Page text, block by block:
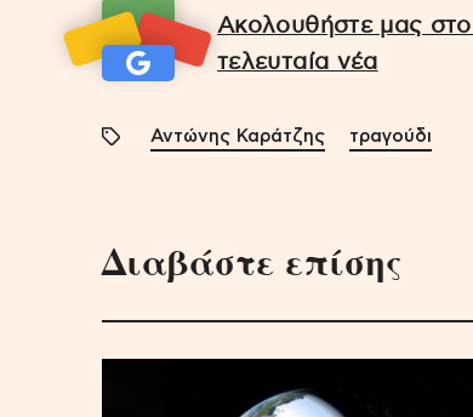
Ακολουθήστε μας
τελευταία νέα
Αντώνης Καράτζης τραγούδι
Διαβάστε επίσης